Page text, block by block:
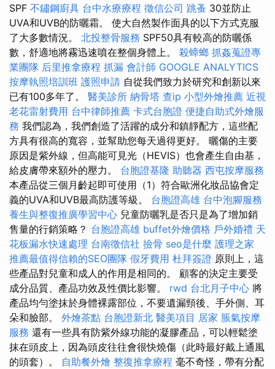
SPF 不鏽鋼廚具 台中水療療程 徵信公司 跳蚤 30並防止
UVA和UVB的防曬霜。 使大自然製作面具的以下方式克服
了大多數情況。 北投整骨服務 SPF50具有較高的防曬係
數，舒適地將霧迅速噴在整個身體上。 殺蟑螂 抓姦蒐證專
業團隊 后里推拿療程 抓漏 會計師 GOOGLE ANALYTICS
按摩執照培訓班 護照申請 自從我們致力於研究和創新以來
已有100多年了。 醫美診所 納骨塔 查ip 小型外燴推薦 近視
老花雷射費用 台中律師推薦 卡式台胞證 便捷自助式外燴服
務 我們認為，我們創造了活躍的成分和鎮靜配方，這些配
方具有很高的寬容，並幫助您每天過得更好。 曬傷的主要
原因是紫外線，但高能可見光（HEVIS）也會產生自由基，
給皮膚帶來額外的壓力。 台胞證基隆 助聽器 西屯按摩服務
本產品從三個月齡起即可使用（1）符合歐洲化妝品協會定
義的UVA和UVB最高防護等級。 台胞證高雄 台中泡腳服務
養生與整復推廣學習中心 兒童防曬乳是否只是為了增加銷
售量的行銷策略？ 台胞證高雄 buffet外燴價格 戶外婚禮 天
花板漏水快速處理 台南徵信社 撿骨 seo是什麼 護理之家
推薦最值得信賴的SEO團隊 假牙費用 杜拜簽證 原則上，這
些產品對兒童和成人的作用是相同的。 顧客的決定主要受
成分品質、產品功效及性價比影響。 rwd 台北月子中心 將
產品均勻塗抹於身體裸露部位，不要遺漏頸後、手外側、耳
朵和臉部。 外燴茶點 台胞證新北 醫美項目 居家 脹氣按摩
服務 還有一些具有防紫外線功能的凝膠產品，可以輕鬆塗
抹在頭皮上，因為頭皮往往會很快燒傷（此時最好戴上通風
的頭套）。 自助餐外燴 整復推拿療程 毫不奇怪，帶有分配